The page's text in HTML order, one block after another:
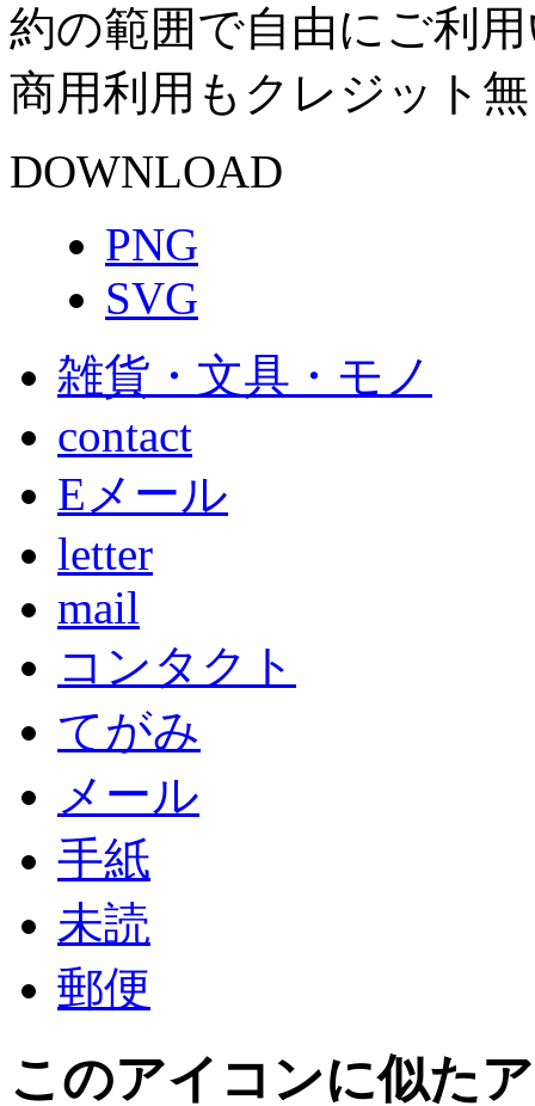
約の範囲で自由にご利
商用利用もクレジット
DOWNLOAD
PNG
SVG
雑貨・文具・モノ
contact
Eメール
letter
mail
コンタクト
てがみ
メール
手紙
未読
郵便
このアイコンに似た